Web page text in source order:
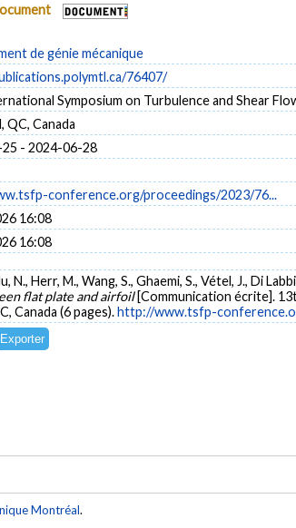
de génie mécanique
76407/
Symposium on Turbulence and Shear
QC, Canada
- 2024-06-28
conference.org/proceedings/2023/76...
16:08
16:08
N., Herr, M., Wang, S., Ghaemi, S., Vétel, J., Di
flat plate and airfoil [Communication écrite].
Canada (6 pages).http://www.tsfp-
Montréal.